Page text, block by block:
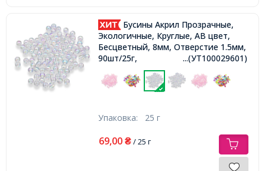
Бусины Акрил Прозрачные,
Экологичные, Круглые, АВ цвет,
Бесцветный, 8мм, Отверстие 1.5мм,
90шт/25г,
...(УТ100029601)
Упаковка: 25 г
69,00 ₴/ 25 г